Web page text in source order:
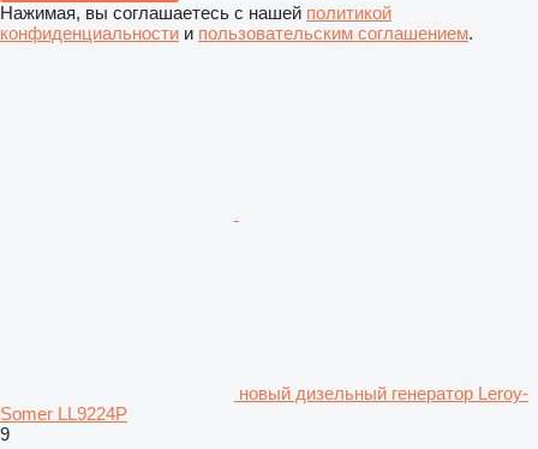
Нажимая, вы соглашаетесь с нашей политикой
конфиденциальности и пользовательским соглашением.
новый дизельный генератор Leroy-
Somer LL9224P
9